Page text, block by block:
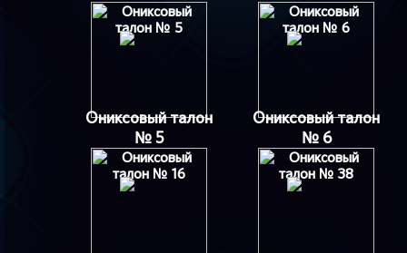
Ониксовый талон
№ 5
Ониксовый талон
№ 6